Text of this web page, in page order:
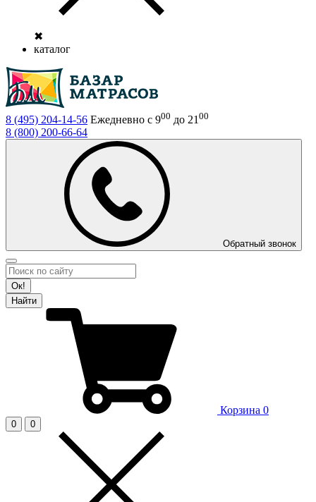
✖
каталог
8 (495) 204-14-56 Ежедневно с 900 до 21 00
8 (800) 200-66-64
Обратный звонок
Ок!
Найти
Корзина 0
0 0